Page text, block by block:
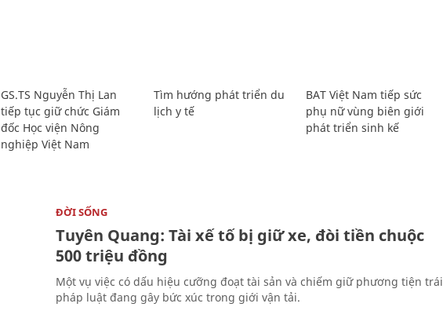
GS.TS Nguyễn Thị Lan
tiếp tục giữ chức Giám
đốc Học viện Nông
nghiệp Việt Nam
Tìm hướng phát triển du
lịch y tế
BAT Việt Nam tiếp sức
phụ nữ vùng biên giới
phát triển sinh kế
ĐỜI SỐNG
Tuyên Quang: Tài xế tố bị giữ xe, đòi tiền chuộc
500 triệu đồng
Một vụ việc có dấu hiệu cưỡng đoạt tài sản và chiếm giữ phương tiện trái
pháp luật đang gây bức xúc trong giới vận tải.